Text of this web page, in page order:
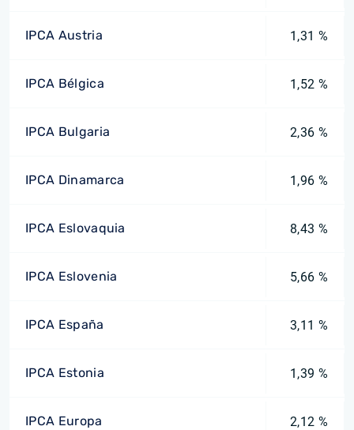
IPCA Austria 1,31 %
IPCA Bélgica 1,52 %
IPCA Bulgaria 2,36 %
IPCA Dinamarca 1,96 %
IPCA Eslovaquia 8,43 %
IPCA Eslovenia 5,66 %
IPCA España 3,11 %
IPCA Estonia 1,39 %
IPCA Europa 2,12 %